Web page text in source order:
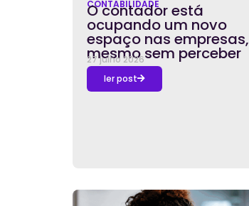
CONTABILIDADE
O contador está
ocupando um novo
espaço nas empresas,
mesmo sem perceber
27 julho 2026
ler post